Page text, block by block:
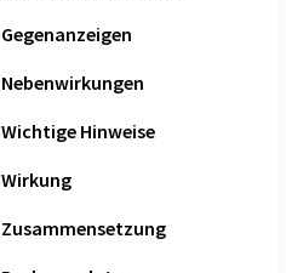
Gegenanzeigen
Nebenwirkungen
Wichtige Hinweise
Wirkung
Zusammensetzung